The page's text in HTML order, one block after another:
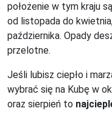
położenie w tym kraju
od listopada do
października. Opady
przelotne.
Jeśli lubisz ciepło i
wybrać się na Kubę w
oraz sierpień to